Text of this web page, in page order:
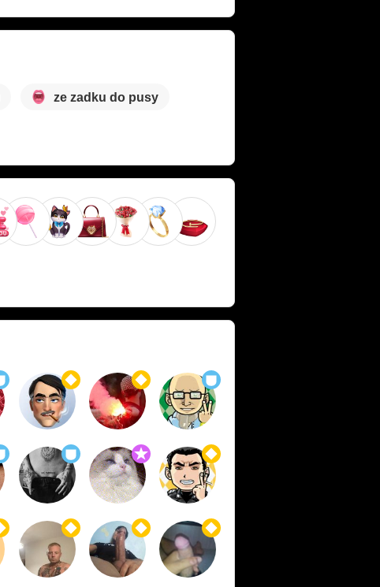
ze zadku do pusy